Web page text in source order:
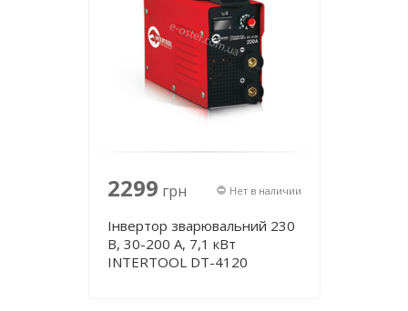
2299 грн Нет в наличии
Інвертор зварювальний 230
В, 30-200 А, 7,1 кВт
INTERTOOL DT-4120